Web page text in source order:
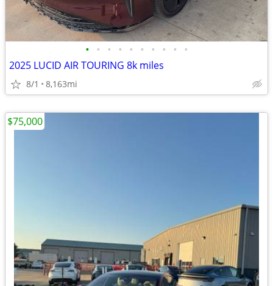
• • • • • • • • • •
2025 LUCID AIR TOURING 8k miles
8/1 8,163mi
$75,000